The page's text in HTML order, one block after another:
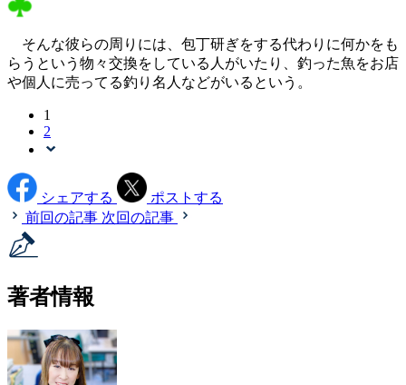
そんな彼らの周りには、包丁研ぎをする代わりに何かをも
らうという物々交換をしている人がいたり、釣った魚をお店
や個人に売ってる釣り名人などがいるという。
1
2
シェアする
ポストする
前回の記事 次回の記事
著者情報